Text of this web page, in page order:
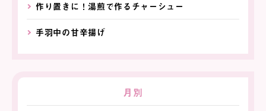
作り置きに！湯煎で作るチャーシュー
手羽中の甘辛揚げ
月別